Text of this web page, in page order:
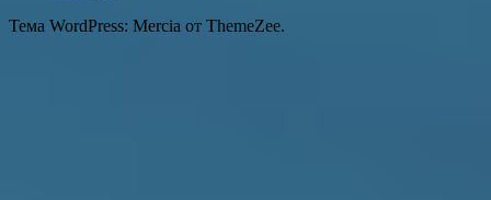
Тема WordPress: Mercia от ThemeZee.